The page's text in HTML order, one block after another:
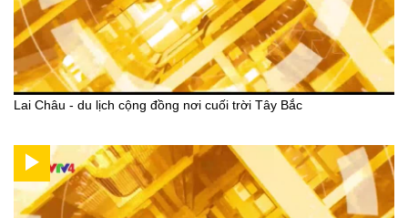
Lai Châu - du lịch cộng đồng nơi cuối trời Tây Bắc